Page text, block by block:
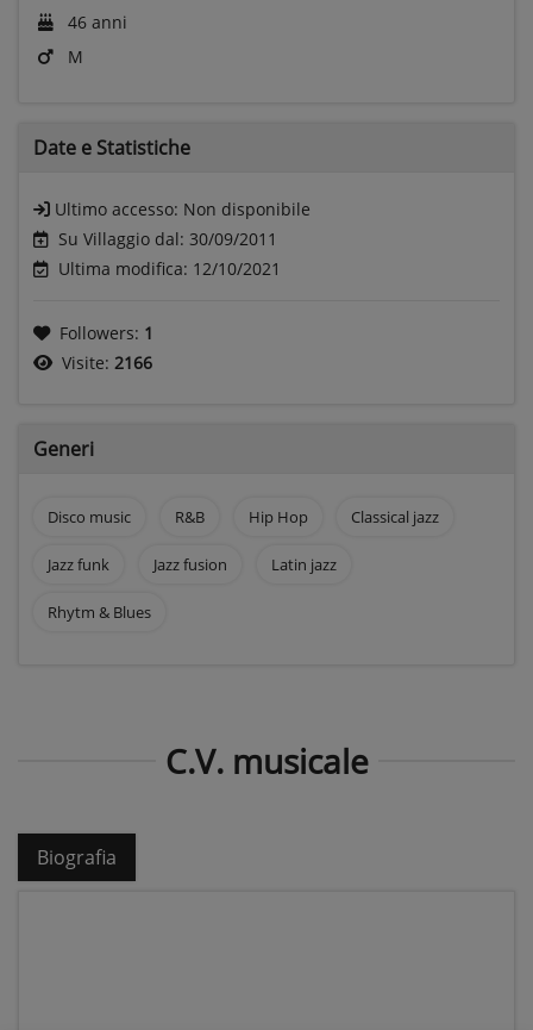
46 anni
M
Date e Statistiche
Ultimo accesso: Non disponibile
Su Villaggio dal: 30/09/2011
Ultima modifica: 12/10/2021
Followers: 1
Visite: 2166
Generi
Disco music R&B Hip Hop Classical jazz
Jazz funk Jazz fusion Latin jazz
Rhytm & Blues
C.V. musicale
Biografia